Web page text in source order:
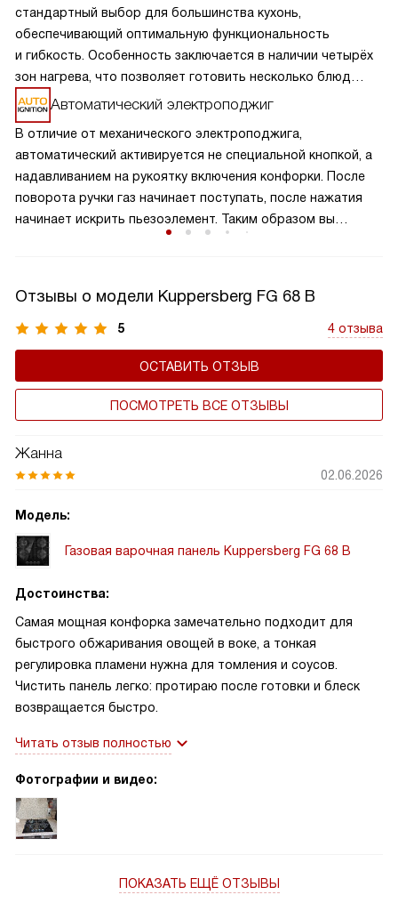
стандартный выбор для большинства кухонь,
обеспечивающий оптимальную функциональность
и гибкость. Особенность заключается в наличии четырёх
зон нагрева, что позволяет готовить несколько блюд
одновременно, экономя время и усилия. Разнообразие
размеров и мощностей конфорок подходит для
различных кулинарных задач, от быстрого кипячения
до медленного тушения. Такая панель обеспечивает
равномерное распределение тепла и удобное
расположение посуды, что делает её идеальной для
семейного использования.
Автоматический электроподжиг
В отличие от механического электроподжига,
автоматический активируется не специальной кнопкой, а
надавливанием на рукоятку включения конфорки. После
поворота ручки газ начинает поступать, после нажатия
начинает искрить пьезоэлемент. Таким образом вы
Отзывы о модели Kuppersberg FG 68 B
5 4 отзыва
ОСТАВИТЬ ОТЗЫВ
ПОСМОТРЕТЬ ВСЕ ОТЗЫВЫ
Жанна
02.06.2026
Модель:
Газовая варочная панель Kuppersberg FG 68 B
Достоинства:
Самая мощная конфорка замечательно подходит для
быстрого обжаривания овощей в воке, а тонкая
регулировка пламени нужна для томления и соусов.
Чистить панель легко: протираю после готовки и блеск
возвращается быстро.
Читать отзыв полностью
Фотографии и видео:
ПОКАЗАТЬ ЕЩЁ ОТЗЫВЫ